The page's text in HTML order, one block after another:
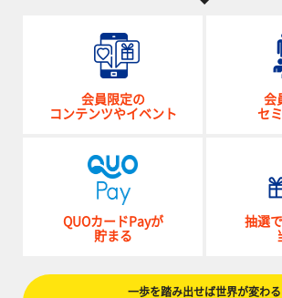
会員限定の
コンテンツやイベント
会
セ
QUOカードPayが
貯まる
抽選
一歩を踏み出せば世界が変わる